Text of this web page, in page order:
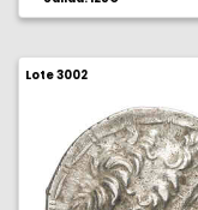
Lote 3002